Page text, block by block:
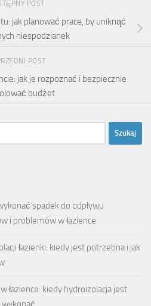
POST
jak planować prace, by uniknąć
niespodzianek
POST
jak je rozpoznać i bezpiecznie
budżet
spadek do odpływu
i problemów w łazience
łazienki: kiedy jest potrzebna i jak
łazience: kiedy hydroizolacja jest